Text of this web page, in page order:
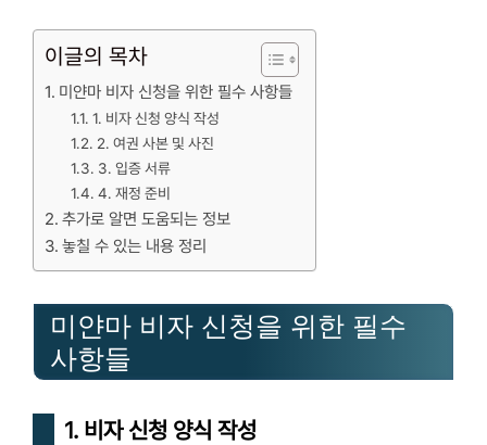
이글의 목차
미얀마 비자 신청을 위한 필수 사항들
1. 비자 신청 양식 작성
2. 여권 사본 및 사진
3. 입증 서류
4. 재정 준비
추가로 알면 도움되는 정보
놓칠 수 있는 내용 정리
미얀마 비자 신청을 위한 필수
사항들
1. 비자 신청 양식 작성